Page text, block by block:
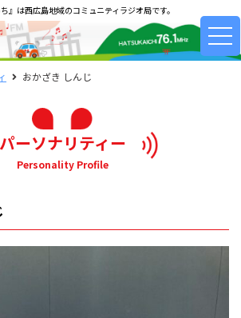
ち』は西広島地域のコミュニティラジオ局です。
おかざき しんじ
パーソナリティー
Personality Profile